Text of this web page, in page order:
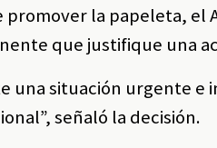
promover la papeleta, el
que justifique una
una situación urgente
señaló la decisión.